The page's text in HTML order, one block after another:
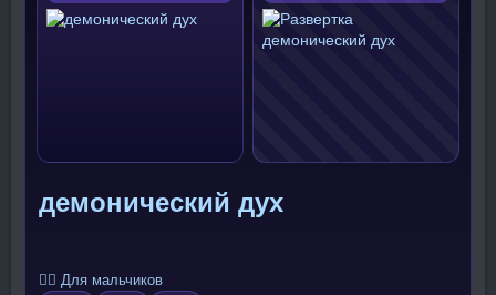
демонический дух
🧍‍♂️ Для мальчиков